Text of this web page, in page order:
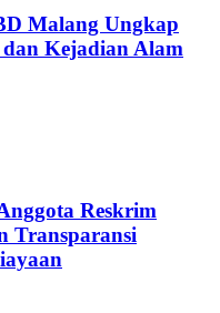
Malang Ungkap
Kejadian Alam
Reskrim
Transparansi